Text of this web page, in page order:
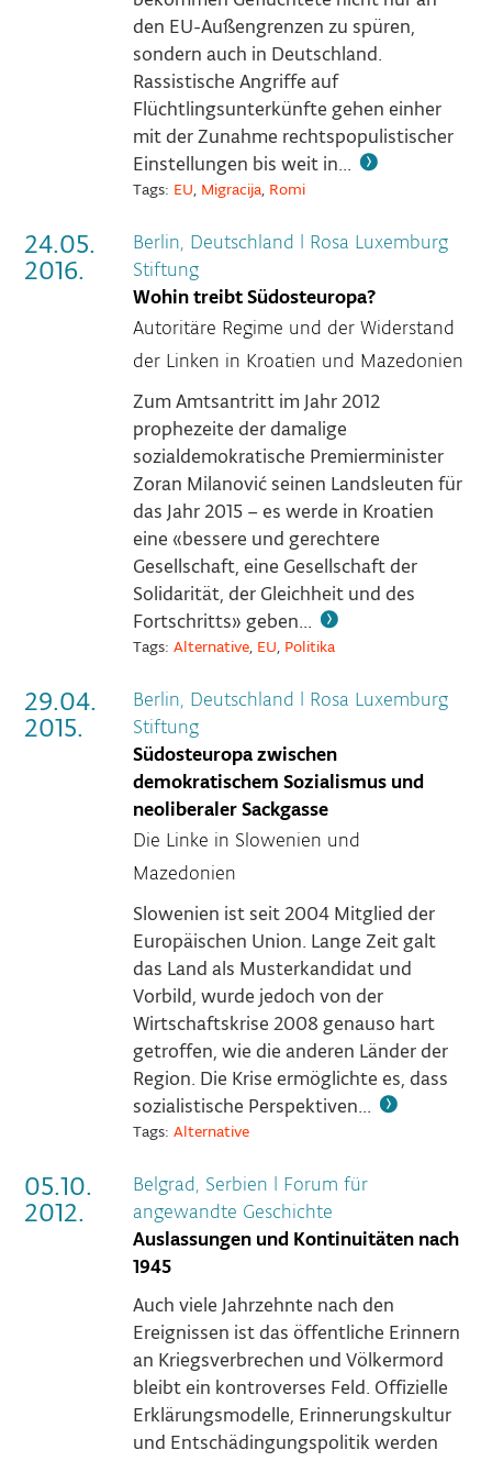
den EU-Außengrenzen zu spüren,
sondern auch in Deutschland.
Rassistische Angriffe auf
Flüchtlingsunterkünfte gehen einher
mit der Zunahme rechtspopulistischer
Einstellungen bis weit in...
Tags: EU, Migracija, Romi
24.05.
2016.
Berlin, Deutschland | Rosa Luxemburg
Stiftung
Wohin treibt Südosteuropa?
Autoritäre Regime und der Widerstand
der Linken in Kroatien und Mazedonien
Zum Amtsantritt im Jahr 2012
prophezeite der damalige
sozialdemokratische Premierminister
Zoran Milanović seinen Landsleuten für
das Jahr 2015 – es werde in Kroatien
eine «bessere und gerechtere
Gesellschaft, eine Gesellschaft der
Solidarität, der Gleichheit und des
Fortschritts» geben...
Tags: Alternative, EU, Politika
29.04.
2015.
Berlin, Deutschland | Rosa Luxemburg
Stiftung
Südosteuropa zwischen
demokratischem Sozialismus und
neoliberaler Sackgasse
Die Linke in Slowenien und
Mazedonien
Slowenien ist seit 2004 Mitglied der
Europäischen Union. Lange Zeit galt
das Land als Musterkandidat und
Vorbild, wurde jedoch von der
Wirtschaftskrise 2008 genauso hart
getroffen, wie die anderen Länder der
Region. Die Krise ermöglichte es, dass
sozialistische Perspektiven...
Tags: Alternative
05.10.
2012.
Belgrad, Serbien | Forum für
angewandte Geschichte
Auslassungen und Kontinuitäten nach
1945
Auch viele Jahrzehnte nach den
Ereignissen ist das öffentliche Erinnern
an Kriegsverbrechen und Völkermord
bleibt ein kontroverses Feld. Offizielle
Erklärungsmodelle, Erinnerungskultur
und Entschädingungspolitik werden